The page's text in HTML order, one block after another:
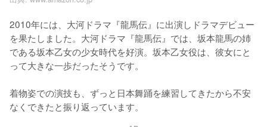
2010年には、大河ドラマ『龍馬伝』に出演しドラマデビュー
を果たしました。大河ドラマ『龍馬伝』では、坂本龍馬の姉
である坂本乙女の少女時代を好演。坂本乙女役は、彼女にと
って大きな一歩だったそうです。
着物姿での演技も、ずっと日本舞踊を練習してきたから不安
なくできたと振り返っています。